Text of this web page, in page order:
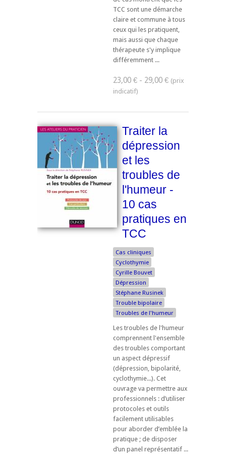
TCC sont une démarche
claire et commune à tous
ceux qui les pratiquent,
mais aussi que chaque
thérapeute s'y implique
différemment ...
23,00 € - 29,00 €
Traiter la
dépression
et les
troubles de
l'humeur -
10 cas
pratiques en
TCC
Cas cliniques
Cyclothymie
Cyrille Bouvet
Dépression
Stéphane Rusinek
Trouble bipolaire
Troubles de l'humeur
Les troubles de l'humeur
comprennent l'ensemble
des troubles comportant
un aspect dépressif
(dépression, bipolarité,
cyclothymie...). Cet
ouvrage va permettre aux
professionnels : d’utiliser
protocoles et outils
facilement utilisables
pour aborder d’emblée la
pratique ; de disposer
d’un panel représentatif ...